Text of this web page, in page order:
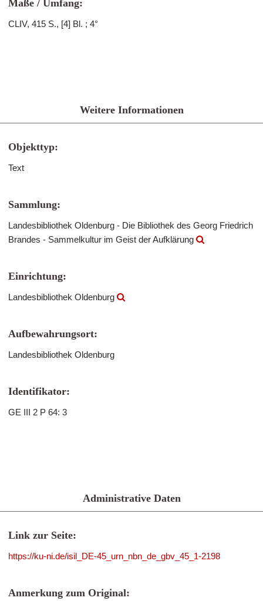
Maße / Umfang:
CLIV, 415 S., [4] Bl. ; 4°
Weitere Informationen
Objekttyp:
Text
Sammlung:
Landesbibliothek Oldenburg - Die Bibliothek des Georg Friedrich
Brandes - Sammelkultur im Geist der Aufklärung
Einrichtung:
Landesbibliothek Oldenburg
Aufbewahrungsort:
Landesbibliothek Oldenburg
Identifikator:
GE III 2 P 64: 3
Administrative Daten
Link zur Seite:
https://ku-ni.de/isil_DE-45_urn_nbn_de_gbv_45_1-2198
Anmerkung zum Original: